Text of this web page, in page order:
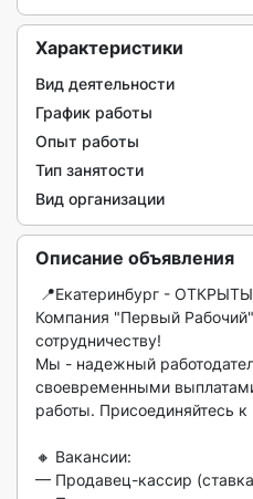
Характеристики
Вид деятельности
График работы
Опыт работы
Тип занятости
Вид организации
Описание объявления
Компания "Первый
сотрудничеству!
Мы - надежный
своевременными
работы. Присоединяйтесь
🔸 Вакансии:
— Продавец-кассир